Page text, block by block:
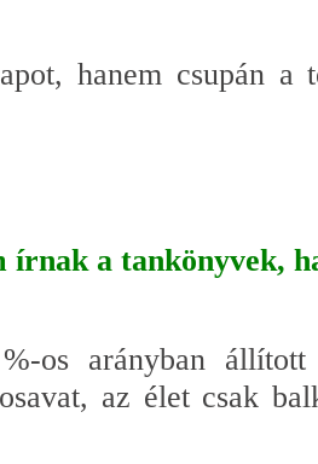
hanem csupán a
írnak a tankönyvek,
os arányban állított
az élet csak